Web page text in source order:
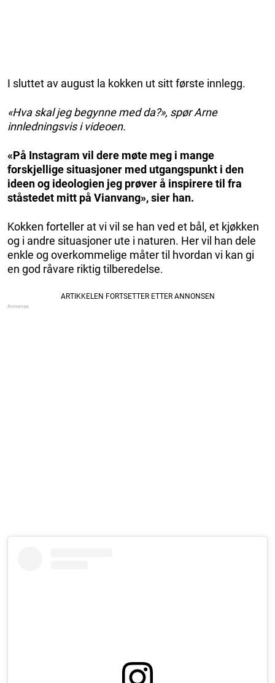
I sluttet av august la kokken ut sitt første innlegg.
«Hva skal jeg begynne med da?», spør Arne
innledningsvis i videoen.
«På Instagram vil dere møte meg i mange
forskjellige situasjoner med utgangspunkt i den
ideen og ideologien jeg prøver å inspirere til fra
ståstedet mitt på Vianvang», sier han.
Kokken forteller at vi vil se han ved et bål, et kjøkken
og i andre situasjoner ute i naturen. Her vil han dele
enkle og overkommelige måter til hvordan vi kan gi
en god råvare riktig tilberedelse.